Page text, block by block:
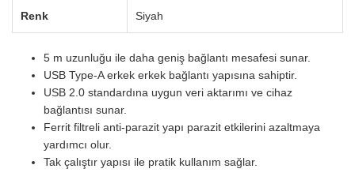
Renk Siyah
5 m uzunluğu ile daha geniş bağlantı mesafesi sunar.
USB Type-A erkek erkek bağlantı yapısına sahiptir.
USB 2.0 standardına uygun veri aktarımı ve cihaz
bağlantısı sunar.
Ferrit filtreli anti-parazit yapı parazit etkilerini azaltmaya
yardımcı olur.
Tak çalıştır yapısı ile pratik kullanım sağlar.